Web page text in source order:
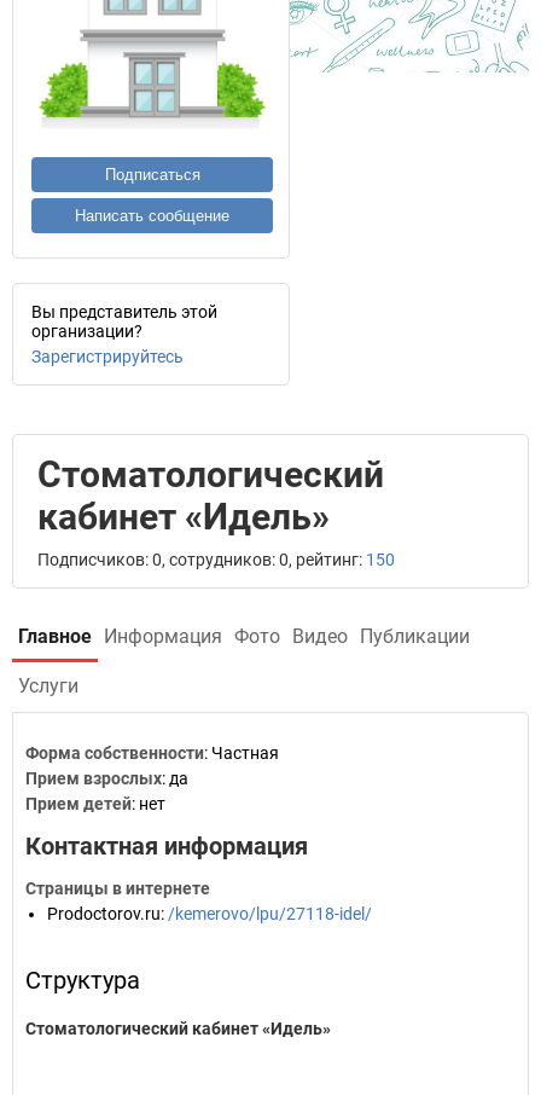
Подписаться
Написать сообщение
Вы представитель этой
организации?
Зарегистрируйтесь
Стоматологический
кабинет «Идель»
Подписчиков: 0, сотрудников: 0, рейтинг: 150
Главное Информация Фото Видео Публикации
Услуги
Форма собственности: Частная
Прием взрослых: да
Прием детей: нет
Контактная информация
Страницы в интернете
Prodoctorov.ru: /kemerovo/lpu/27118-idel/
Структура
Стоматологический кабинет «Идель»